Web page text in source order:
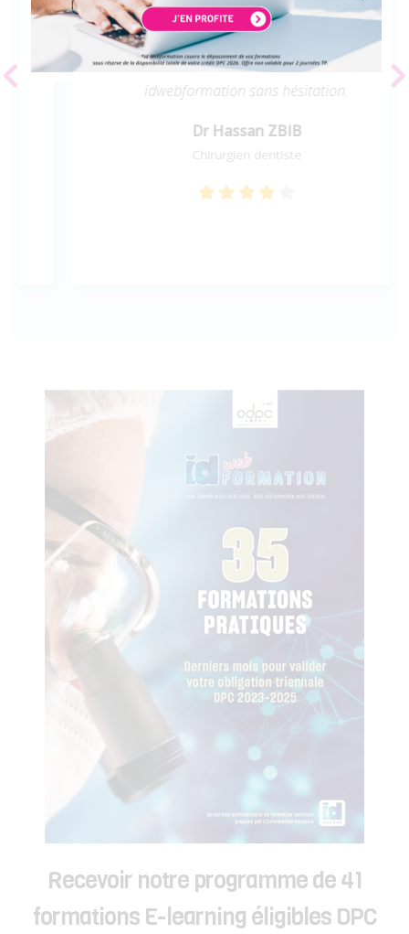
compétitive. Le déroulement de ce parcours
sur idwebformation était simple et commode.
Ma prochaine formation sera avec
idwebformation sans hésitation.
Dr Hassan ZBIB
Chirurgien dentiste
Recevoir notre programme de 41
formations E-learning éligibles DPC